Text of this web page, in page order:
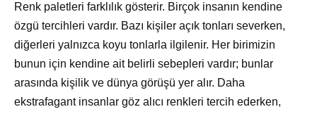
Renk paletleri farklılık gösterir. Birçok insanın kendine
özgü tercihleri vardır. Bazı kişiler açık tonları severken,
diğerleri yalnızca koyu tonlarla ilgilenir. Her birimizin
bunun için kendine ait belirli sebepleri vardır; bunlar
arasında kişilik ve dünya görüşü yer alır. Daha
ekstrafagant insanlar göz alıcı renkleri tercih ederken,